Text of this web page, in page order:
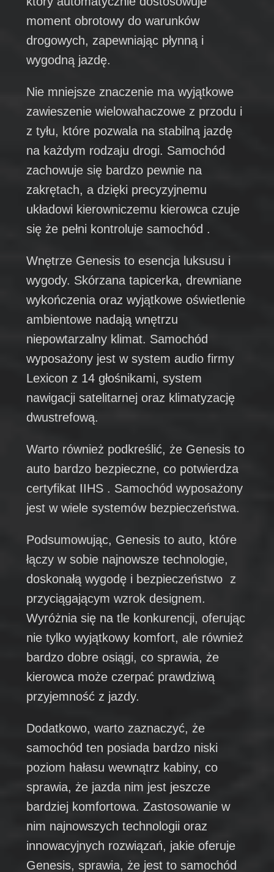
moment obrotowy do warunków
drogowych, zapewniając płynną i
wygodną jazdę.
Nie mniejsze znaczenie ma wyjątkowe
zawieszenie wielowahaczowe z przodu i
z tyłu, które pozwala na stabilną jazdę
na każdym rodzaju drogi. Samochód
zachowuje się bardzo pewnie na
zakrętach, a dzięki precyzyjnemu
układowi kierowniczemu kierowca czuje
się że pełni kontroluje samochód .
Wnętrze Genesis to esencja luksusu i
wygody. Skórzana tapicerka, drewniane
wykończenia oraz wyjątkowe oświetlenie
ambientowe nadają wnętrzu
niepowtarzalny klimat. Samochód
wyposażony jest w system audio firmy
Lexicon z 14 głośnikami, system
nawigacji satelitarnej oraz klimatyzację
dwustrefową.
Warto również podkreślić, że Genesis to
auto bardzo bezpieczne, co potwierdza
certyfikat IIHS . Samochód wyposażony
jest w wiele systemów bezpieczeństwa.
Podsumowując, Genesis to auto, które
łączy w sobie najnowsze technologie,
doskonałą wygodę i bezpieczeństwo z
przyciągającym wzrok designem.
Wyróżnia się na tle konkurencji, oferując
nie tylko wyjątkowy komfort, ale również
bardzo dobre osiągi, co sprawia, że
kierowca może czerpać prawdziwą
przyjemność z jazdy.
Dodatkowo, warto zaznaczyć, że
samochód ten posiada bardzo niski
poziom hałasu wewnątrz kabiny, co
sprawia, że jazda nim jest jeszcze
bardziej komfortowa. Zastosowanie w
nim najnowszych technologii oraz
innowacyjnych rozwiązań, jakie oferuje
Genesis, sprawia, że jest to samochód